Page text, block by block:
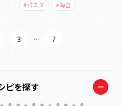
#パスタ
#海苔
3 … 7
ピを探す